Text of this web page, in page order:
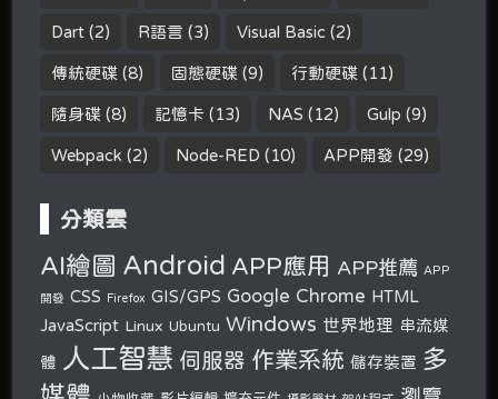
Dart (2) R語言 (3) Visual Basic (2)
傳統硬碟 (8) 固態硬碟 (9) 行動硬碟 (11)
隨身碟 (8) 記憶卡 (13) NAS (12) Gulp (9)
Webpack (2) Node-RED (10) APP開發 (29)
分類雲
AI繪圖 Android APP應用 APP推薦 APP
開發 CSS Firefox GIS/GPS Google Chrome HTML
JavaScript Linux Ubuntu Windows 世界地理 串流媒
體 人工智慧 伺服器 作業系統 儲存裝置 多
媒體